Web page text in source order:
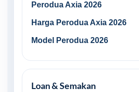
Perodua Axia 2026
Harga Perodua Axia 2026
Model Perodua 2026
Loan & Semakan